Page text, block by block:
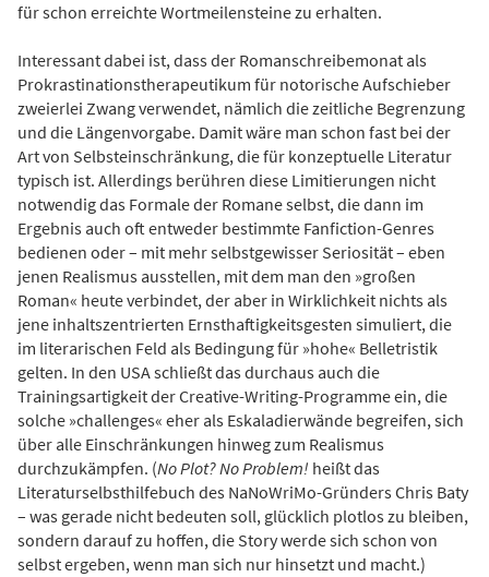
für schon erreichte Wortmeilensteine zu erhalten.
Interessant dabei ist, dass der Romanschreibemonat als
Prokrastinationstherapeutikum für notorische Aufschieber
zweierlei Zwang verwendet, nämlich die zeitliche Begrenzung
und die Längenvorgabe. Damit wäre man schon fast bei der
Art von Selbsteinschränkung, die für konzeptuelle Literatur
typisch ist. Allerdings berühren diese Limitierungen nicht
notwendig das Formale der Romane selbst, die dann im
Ergebnis auch oft entweder bestimmte Fanfiction-Genres
bedienen oder – mit mehr selbstgewisser Seriosität – eben
jenen Realismus ausstellen, mit dem man den »großen
Roman« heute verbindet, der aber in Wirklichkeit nichts als
jene inhaltszentrierten Ernsthaftigkeitsgesten simuliert, die
im literarischen Feld als Bedingung für »hohe« Belletristik
gelten. In den USA schließt das durchaus auch die
Trainingsartigkeit der Creative-Writing-Programme ein, die
solche »challenges« eher als Eskaladierwände begreifen, sich
über alle Einschränkungen hinweg zum Realismus
durchzukämpfen. (No Plot? No Problem! heißt das
Literaturselbsthilfebuch des NaNoWriMo-Gründers Chris Baty
– was gerade nicht bedeuten soll, glücklich plotlos zu bleiben,
sondern darauf zu hoffen, die Story werde sich schon von
selbst ergeben, wenn man sich nur hinsetzt und macht.)